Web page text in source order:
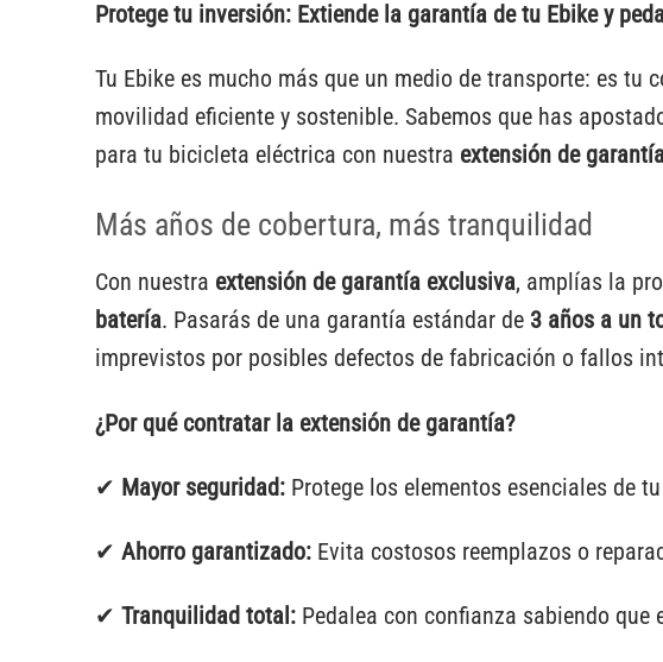
Protege tu inversión: Extiende la garantía de tu Ebike y
Tu Ebike es mucho más que un medio de transporte: es
movilidad eficiente y sostenible. Sabemos que has
para tu bicicleta eléctrica con nuestra extensión de
Más años de cobertura, más tranquilidad
Con nuestra extensión de garantía exclusiva, amplías la
batería. Pasarás de una garantía estándar de 3 años a un
imprevistos por posibles defectos de fabricación o fallos
¿Por qué contratar la extensión de garantía?
✔ Mayor seguridad:Protege los elementos esenciales de
✔ Ahorro garantizado:Evita costosos reemplazos o
✔ Tranquilidad total:Pedalea con confianza sabiendo que